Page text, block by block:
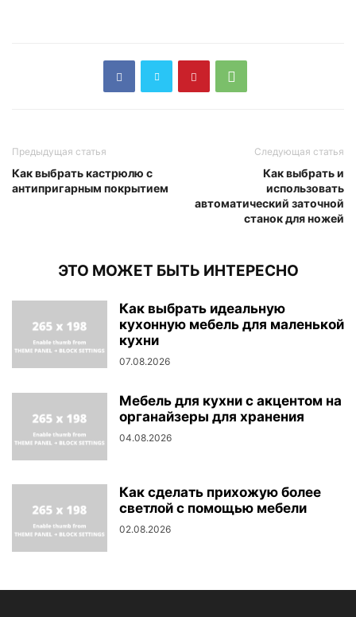
Предыдущая статья
Как выбрать кастрюлю с
антипригарным покрытием
Следующая статья
Как выбрать и
использовать
автоматический заточной
станок для ножей
ЭТО МОЖЕТ БЫТЬ ИНТЕРЕСНО
Как выбрать идеальную
кухонную мебель для маленькой
кухни
07.08.2026
Мебель для кухни с акцентом на
органайзеры для хранения
04.08.2026
Как сделать прихожую более
светлой с помощью мебели
02.08.2026